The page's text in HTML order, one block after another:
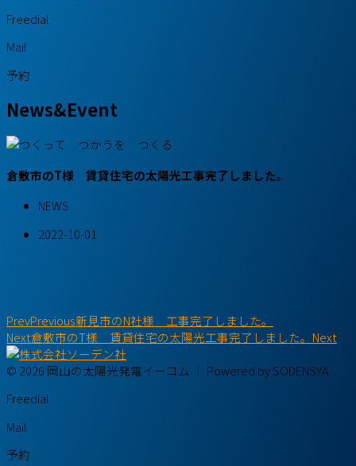
Freedial
Mail
予約
News&Event
倉敷市のT様 賃貸住宅の太陽光工事完了しました。
NEWS
2022-10-01
PrevPrevious新見市のN社様 工事完了しました。
Next倉敷市のT様 賃貸住宅の太陽光工事完了しました。 Next
© 2026 岡山の太陽光発電イーコム ｜ Powered by SODENSYA
Freedial
Mail
予約